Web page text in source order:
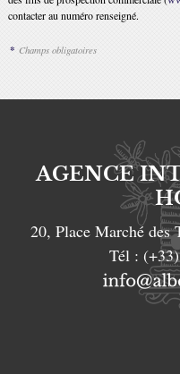
contacter au numéro renseigné.
* Champs obligatoires
AGENCE
20, Place Marché des
Tél :